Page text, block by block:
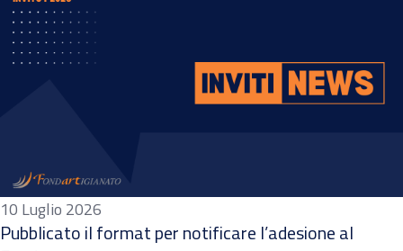
10 Luglio 2026
Pubblicato il format per notificare l’adesione al